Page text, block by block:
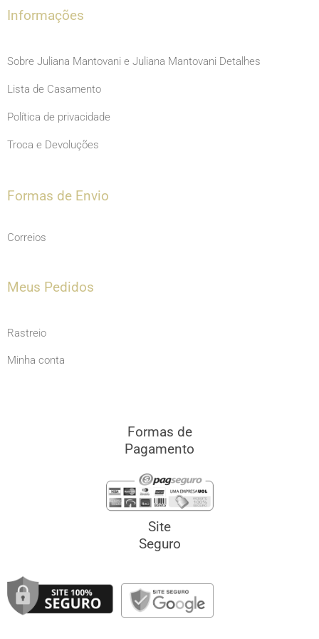
m
Informações
Sobre Juliana Mantovani e Juliana Mantovani Detalhes
Lista de Casamento
Política de privacidade
Troca e Devoluções
Formas de Envio
Correios
Meus Pedidos
Rastreio
Minha conta
Formas de
Pagamento
Site
Seguro